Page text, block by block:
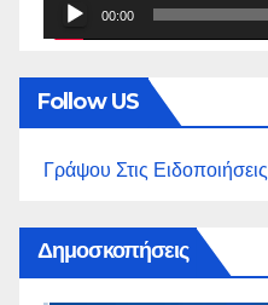
00:00
Follow US
Γράψου Στις Ειδοποιήσεις
Δημοσκοπήσεις